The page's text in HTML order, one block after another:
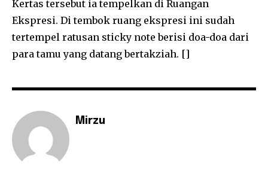
Kertas tersebut ia tempelkan di Ruangan
Ekspresi. Di tembok ruang ekspresi ini sudah
tertempel ratusan sticky note berisi doa-doa dari
para tamu yang datang bertakziah. []
Mirzu